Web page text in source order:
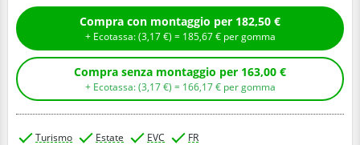
Compra con montaggio per 182,50 €
+ Ecotassa: (3,17€ ) = 185,67€ per gomma
Compra senza montaggio per 163,00 €
+ Ecotassa: (3,17€ ) = 166,17€ per gomma
Turismo Estate EVC FR